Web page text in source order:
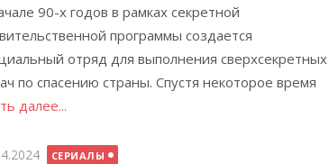
90-х годов в рамках секретной
программы создается
отряд для выполнения сверхсекретных
по спасению страны. Спустя некоторое время
далее...
СЕРИАЛЫ